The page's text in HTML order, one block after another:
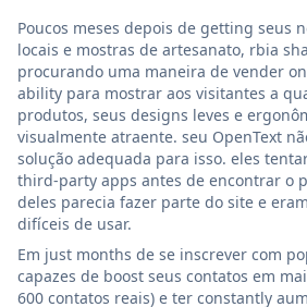
Poucos meses depois de getting seus
locais e mostras de artesanato, rbia
procurando uma maneira de vender
ability para mostrar aos visitantes a
produtos, seus designs leves e
visualmente atraente. seu OpenText
solução adequada para isso. eles
third-party apps antes de encontrar o
deles parecia fazer parte do site e
difíceis de usar.
Em just months de se inscrever com
capazes de boost seus contatos em
600 contatos reais) e ter constantly